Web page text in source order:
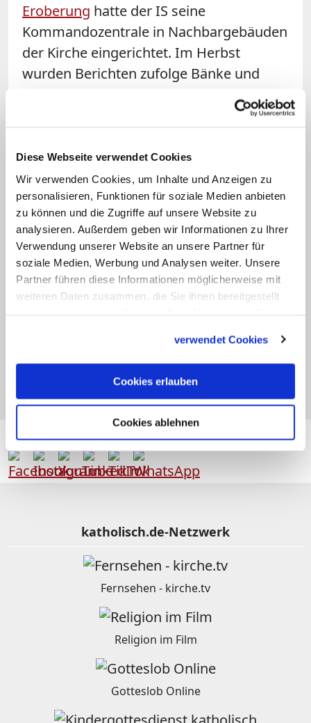
Diese Webseite verwendet Cookies
Wir verwenden Cookies, um Inhalte und Anzeigen zu
personalisieren, Funktionen für soziale Medien anbieten
zu können und die Zugriffe auf unsere Website zu
analysieren. Außerdem geben wir Informationen zu Ihrer
Verwendung unserer Website an unsere Partner für
soziale Medien, Werbung und Analysen weiter. Unsere
Partner führen diese Informationen möglicherweise mit
weiteren Daten zusammen, die Sie ihnen bereitgestellt
verwendet Cookies
Cookies erlauben
Cookies ablehnen
Eroberung hatte der IS seine
Kommandozentrale in Nachbargebäuden
der Kirche eingerichtet. Im Herbst
wurden Berichten zufolge Bänke und
Einrichtungsgegenstände aus dem
Gotteshaus entfernt und zum Verkauf
verursachten Luftschläge gegen den IS
schwere Schäden in unmittelbarer
Nachbarschaft der Ephräm-Kirche wie
auch der syrisch-katholischen
Paulskirche; dort befindet sich ein
Polizeistützpunkt des IS. (KNA)
#Terrorismus
Folgen Sie
katholisch.de-Netzwerk
Fernsehen - kirche.tv
Religion im Film
Gotteslob Online